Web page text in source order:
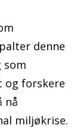
denne
som
og forskere
nå
miljøkrise.